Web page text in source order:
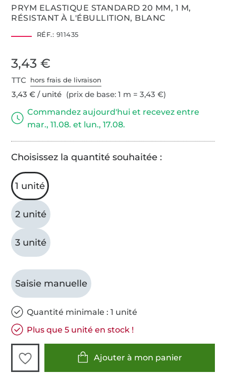
PRYM ELASTIQUE STANDARD 20 MM, 1 M,
RÉSISTANT À L'ÉBULLITION, BLANC
RÉF.: 911435
3,43 €
TTC hors frais de livraison
3,43 € / unité (prix de base: 1 m = 3,43 €)
Commandez aujourd'hui et recevez entre
mar., 11.08. et lun., 17.08.
Choisissez la quantité souhaitée :
1 unité
2 unité
3 unité
Saisie manuelle
Quantité minimale : 1 unité
Plus que 5 unité en stock !
Ajouter à mon panier